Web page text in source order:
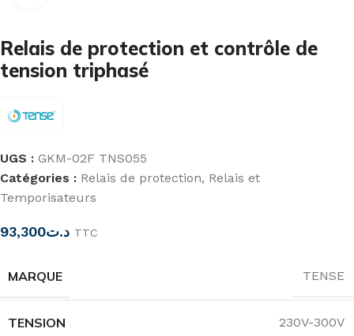
Relais de protection et contrôle de
tension triphasé
UGS : GKM-02F TNS055
Catégories : Relais de protection, Relais et
Temporisateurs
د.ت93,300 TTC
MARQUE TENSE
TENSION 230V-300V